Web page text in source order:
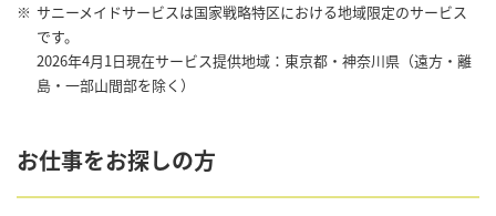
※ サニーメイドサービスは国家戦略特区における地域限定のサービス
です。
2026年4月1日現在サービス提供地域：東京都・神奈川県（遠方・離
島・一部山間部を除く）
お仕事をお探しの方